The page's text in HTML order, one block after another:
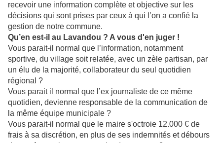
recevoir une information complète et objective sur les
décisions qui sont prises par ceux à qui l’on a confié la
gestion de notre commune.
Qu’en est-il au Lavandou ? A vous d'en juger !
Vous parait-il normal que l’information, notamment
sportive, du village soit relatée, avec un zèle partisan, par
un élu de la majorité, collaborateur du seul quotidien
régional ?
Vous parait il normal que l’ex journaliste de ce même
quotidien, devienne responsable de la communication de
la même équipe municipale ?
Vous parait-il normal que le maire s'octroie 12.000 € de
frais à sa discrétion, en plus de ses indemnités et débours